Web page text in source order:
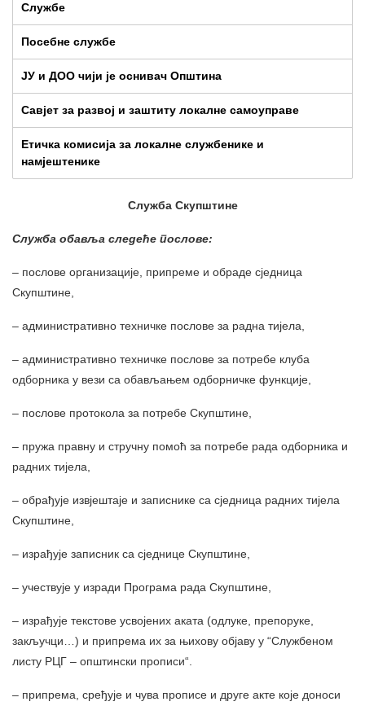
Службе
Посебне службе
ЈУ и ДОО чији је оснивач Општина
Савјет за развој и заштиту локалне самоуправе
Етичка комисија за локалне службенике и
намјештенике
Служба Скупштине
Служба обавља следеће послове:
– послове организације, припреме и обраде сједница
Скупштине,
– административно техничке послове за радна тијела,
– административно техничке послове за потребе клуба
одборника у вези са обављањем одборничке функције,
– послове протокола за потребе Скупштине,
– пружа правну и стручну помоћ за потребе рада одборника и
радних тијела,
– обрађује извјештаје и записнике са сједница радних тијела
Скупштине,
– израђује записник са сједнице Скупштине,
– учествује у изради Програма рада Скупштине,
– израђује текстове усвојених аката (одлуке, препоруке,
закључци…) и припрема их за њихову објаву у “Службеном
листу РЦГ – општински прописи“.
– припрема, сређује и чува прописе и друге акте које доноси